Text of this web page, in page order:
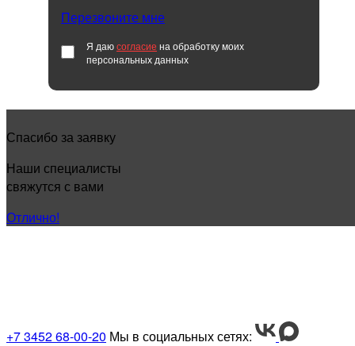
Перезвоните мне
Я даюсогласие на обработку моих
персональных данных
Спасибо за заявку
Наши специалисты
свяжутся с вами
Отлично!
КАК НАЧАТЬ ПОЛЬЗОВАТЬСЯ
+7 3452 68-00-20 Мы в социальных сетях: